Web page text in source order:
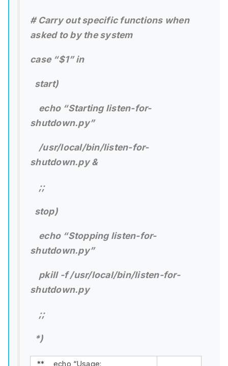
# Carry out specific functions when
asked to by the system
case “$1” in
start)
echo “Starting listen-for-
shutdown.py”
/usr/local/bin/listen-for-
shutdown.py &
;;
stop)
echo “Stopping listen-for-
shutdown.py”
pkill -f /usr/local/bin/listen-for-
shutdown.py
;;
*)
** echo “Usage: